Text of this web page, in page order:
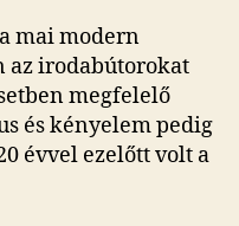
mai modern
az irodabútorokat
megfelelő
és kényelem pedig
évvel ezelőtt volt a